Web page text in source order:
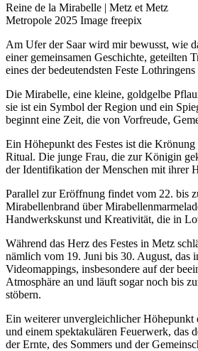
Reine de la Mirabelle | Metz et Metz
Metropole 2025 Image freepix
Am Ufer der Saar wird mir bewusst, wie
einer gemeinsamen Geschichte, geteilten
eines der bedeutendsten Feste
Die Mirabelle, eine kleine, goldgelbe
sie ist ein Symbol der Region und ein
beginnt eine Zeit, die von Vorfreude,
Ein Höhepunkt des Festes ist die Krönung
Ritual. Die junge Frau, die zur Königin
der Identifikation der Menschen mit ihrer
Parallel zur Eröffnung findet vom 22. bis
Mirabellenbrand über
Handwerkskunst und Kreativität, die in
Während das Herz des Festes in Metz
nämlich vom 19. Juni bis 30. August, das
Videomappings, insbesondere auf der
Atmosphäre an und läuft sogar noch bis
stöbern.
Ein weiterer unvergleichlicher Höhepunkt
und einem spektakulären Feuerwerk, das
der Ernte, des Sommers und der